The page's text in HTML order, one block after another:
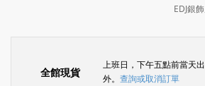
EDJ銀
全館現貨
上班日，下午五點前當天
外。 查詢或取消訂單